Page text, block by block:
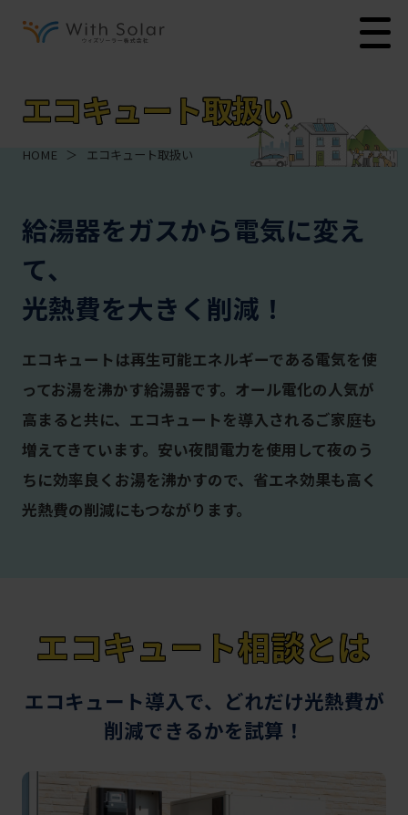
エコキュート取扱い
HOME ＞ エコキュート取扱い
給湯器をガスから電気に変え
て、
光熱費を大きく削減！
エコキュートは再生可能エネルギーである電気を使
ってお湯を沸かす給湯器です。オール電化の人気が
高まると共に、エコキュートを導入されるご家庭も
増えてきています。安い夜間電力を使用して夜のう
ちに効率良くお湯を沸かすので、省エネ効果も高く
光熱費の削減にもつながります。
エコキュート相談とは
エコキュート導入で、どれだけ光熱費が
削減できるかを試算！